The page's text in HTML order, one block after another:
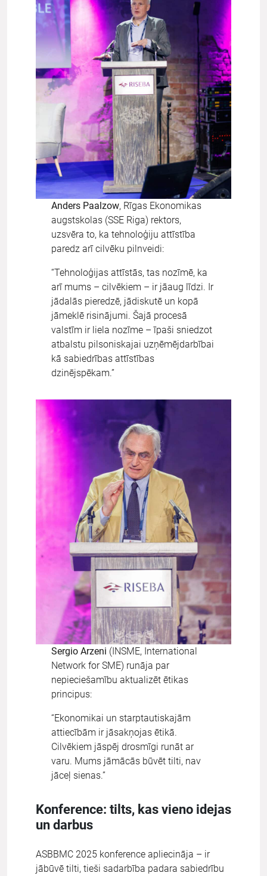
Anders Paalzow, Rīgas Ekonomikas
augstskolas (SSE Riga) rektors,
uzsvēra to, ka tehnoloģiju attīstība
paredz arī cilvēku pilnveidi:
“Tehnoloģijas attīstās, tas nozīmē, ka
arī mums – cilvēkiem – ir jāaug līdzi. Ir
jādalās pieredzē, jādiskutē un kopā
jāmeklē risinājumi. Šajā procesā
valstīm ir liela nozīme – īpaši sniedzot
atbalstu pilsoniskajai uzņēmējdarbībai
kā sabiedrības attīstības
dzinējspēkam.”
Sergio Arzeni (INSME, International
Network for SME) runāja par
nepieciešamību aktualizēt ētikas
principus:
“Ekonomikai un starptautiskajām
attiecībām ir jāsakņojas ētikā.
Cilvēkiem jāspēj drosmīgi runāt ar
varu. Mums jāmācās būvēt tilti, nav
jāceļ sienas.”
Konference: tilts, kas vieno idejas
un darbus
ASBBMC 2025 konference apliecināja – ir
jābūvē tilti, tieši sadarbība padara sabiedrību